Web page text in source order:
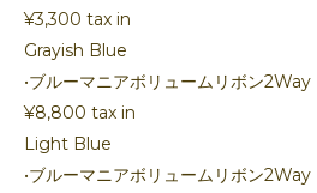
¥3,300 tax in
Grayish Blue
•ブルーマニアボリュームリボン
¥8,800 tax in
Light Blue
•ブルーマニアボリュームリボン